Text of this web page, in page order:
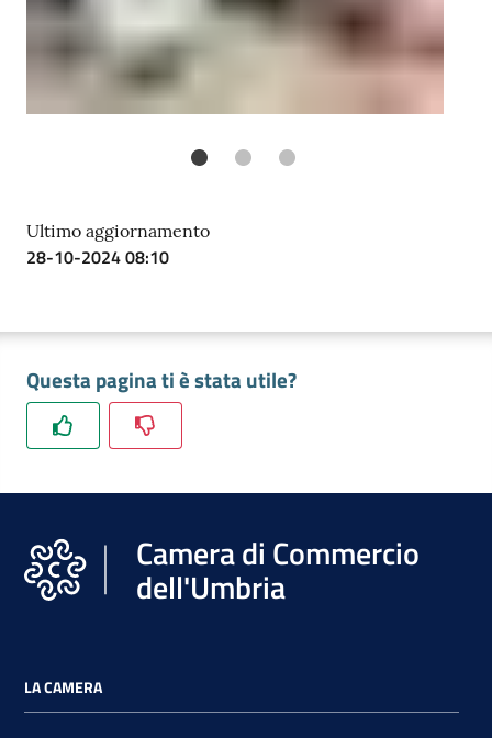
Ultimo aggiornamento
28-10-2024 08:10
Questa pagina ti è stata utile?
Camera di Commercio
dell'Umbria
LA CAMERA